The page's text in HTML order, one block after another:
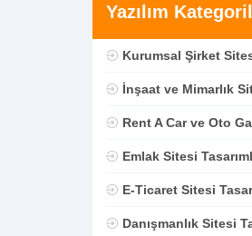
Yazılım
Kurumsal Şirket
İnşaat ve Mimarlık
Rent A Car ve Oto
Emlak Sitesi
E-Ticaret Sitesi
Danışmanlık Sitesi